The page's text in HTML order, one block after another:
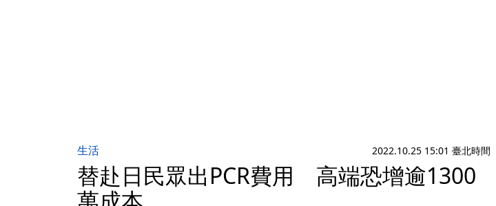
生活 2022.10.25 15:01 臺北時間
替赴日民眾出PCR費用 高端恐增逾1300